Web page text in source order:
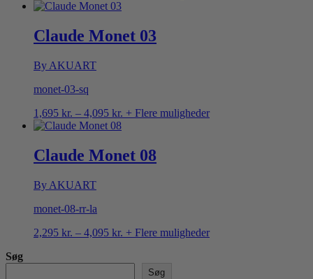
4,095 kr.
Claude Monet 03
By AKUART
monet-03-sq
1,695 kr. – 4,095 kr. Prisinterval:
4,095 kr.
+ Flere muligheder
Claude Monet 08
By AKUART
monet-08-rr-la
2,295 kr. – 4,095 kr. Prisinterval:
4,095 kr.
+ Flere muligheder
Søg
Søg